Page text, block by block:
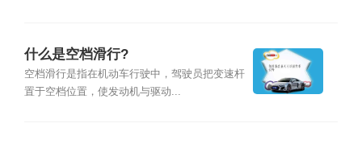
什么是空档滑行?
空档滑行是指在机动车行驶中，驾驶员把变速杆
置于空档位置，使发动机与驱动...